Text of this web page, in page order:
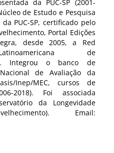
da PUC-SP (2001-
de Estudo e Pesquisa
PUC-SP, certificado pelo
Portal Edições
desde 2005, a Red
de
Integrou o banco de
de Avaliação da
Inep/MEC, cursos de
2018). Foi associada
da Longevidade
Email: